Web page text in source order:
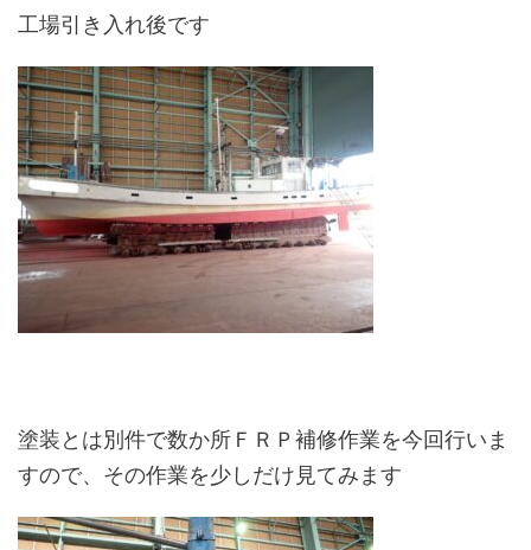
工場引き入れ後です
塗装とは別件で数か所ＦＲＰ補修作業を今回行いま
すので、その作業を少しだけ見てみます